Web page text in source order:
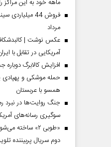
ماهه خود به این مراکز
فروش 44
مرداد
عکس نوشت |
آمریکایی در تقابل با
افزایش کالابرگ
حمله موشکی و پهپادی
همسو با عربستان
جنگ روایت‌ها در نبرد
سوگیری رسانه‌های
«طوبی ۲» ساخته
دوم سریال پربیننده